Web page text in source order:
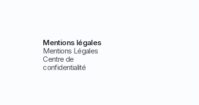
Mentions légales
Mentions Légales
Centre de
confidentialité